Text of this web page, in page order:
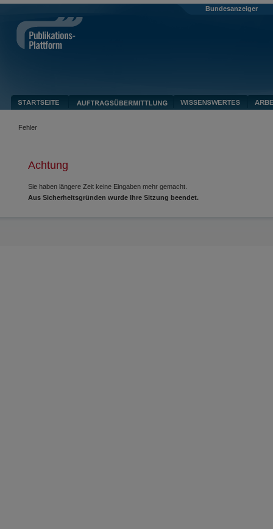
Bundesanzeiger
Fehler
Achtung
Sie haben längere Zeit keine Eingaben mehr gemacht.
Aus Sicherheitsgründen wurde Ihre Sitzung beendet.